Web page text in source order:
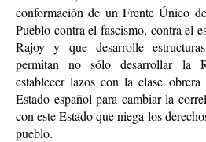
conformación de un Frente Único
Pueblo contra el fascismo, contra el
Rajoy y que desarrolle
permitan no sólo desarrollar la
establecer lazos con la clase
Estado español para cambiar la
con este Estado que niega los
pueblo.